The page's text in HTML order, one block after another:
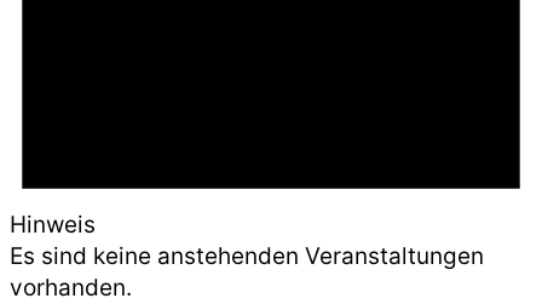
Hinweis
Es sind keine anstehenden Veranstaltungen
vorhanden.